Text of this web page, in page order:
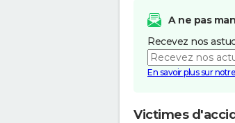
A ne pas
Recevez nos
En savoir plus sur
Victimes